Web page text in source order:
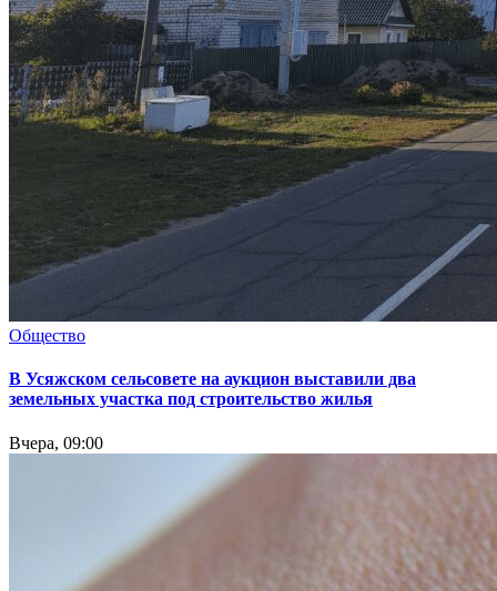
Общество
В Усяжском сельсовете на аукцион выставили два
земельных участка под строительство жилья
Вчера, 09:00